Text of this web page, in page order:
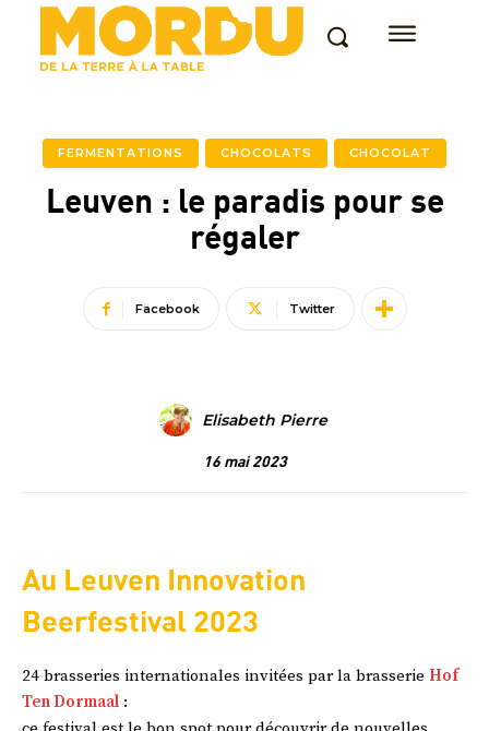
FERMENTATIONS CHOCOLATS CHOCOLAT
Leuven : le paradis pour se
régaler
Facebook Twitter
Elisabeth Pierre
16 mai 2023
Au Leuven Innovation
Beerfestival 2023
24 brasseries internationales invitées par la brasserie Hof
Ten Dormaal :